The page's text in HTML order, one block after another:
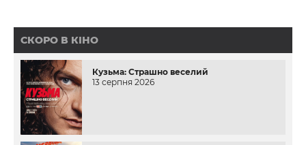
СКОРО В КІНО
Кузьма: Страшно веселий
13 серпня 2026